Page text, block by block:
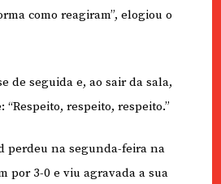
como reagiram”, elogiou o
de seguida e, ao sair da sala,
respeito, respeito.”
perdeu na segunda-feira na
por 3-0 e viu agravada a sua